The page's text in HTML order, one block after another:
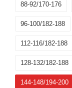
88-92/170-176
96-100/182-188
112-116/182-188
128-132/182-188
144-148/194-200